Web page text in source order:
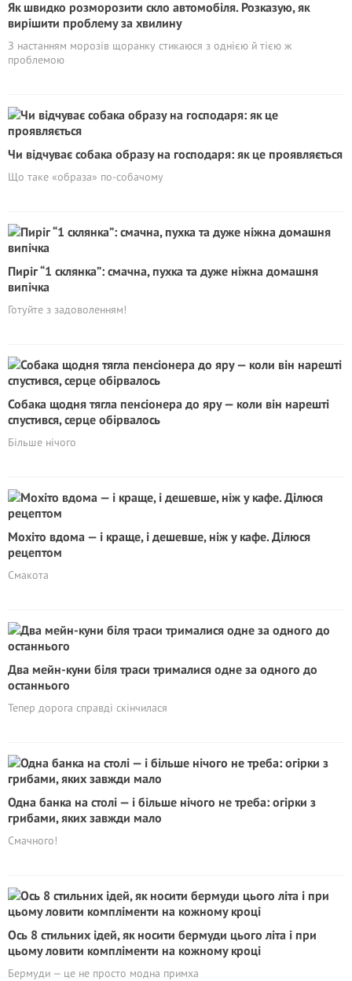
Як швидко розморозити скло автомобіля. Розказую, як
вирішити проблему за хвилину
З настанням морозів щоранку стикаюся з однією й тією ж
проблемою
Чи відчуває собака образу на господаря: як це проявляється
Що таке «образа» по-собачому
Пиріг “1 склянка”: смачна, пухка та дуже ніжна домашня
випічка
Готуйте з задоволенням!
Собака щодня тягла пенсіонера до яру — коли він нарешті
спустився, серце обірвалось
Більше нічого
Мохіто вдома — і краще, і дешевше, ніж у кафе. Ділюся
рецептом
Смакота
Два мейн-куни біля траси трималися одне за одного до
останнього
Тепер дорога справді скінчилася
Одна банка на столі — і більше нічого не треба: огірки з
грибами, яких завжди мало
Смачного!
Ось 8 стильних ідей, як носити бермуди цього літа і при
цьому ловити компліменти на кожному кроці
Бермуди — це не просто модна примха